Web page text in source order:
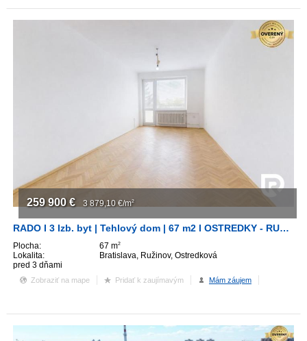
RADO I 3 Izb. byt | Tehlový dom | 67 m2 I OSTREDKY - RUŽINOV
Plocha: 67 m2
Lokalita:
Bratislava, Ružinov, Ostredková
pred 3 dňami
259 900 € 3 879,10 €/m2
Zobraziť na mape Pridať k zaujímavým Mám záujem